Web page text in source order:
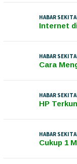
HABAR
Internet
HABAR
Cara
HABAR
HP
HABAR
Cukup 1